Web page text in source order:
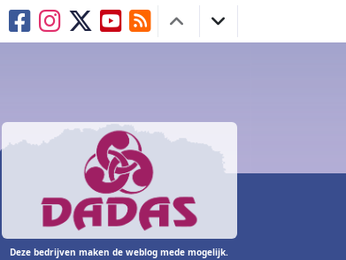
Deze bedrijven maken de weblog mede mogelijk.